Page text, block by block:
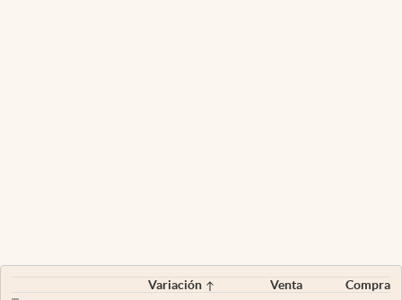
Variación Venta
Compra